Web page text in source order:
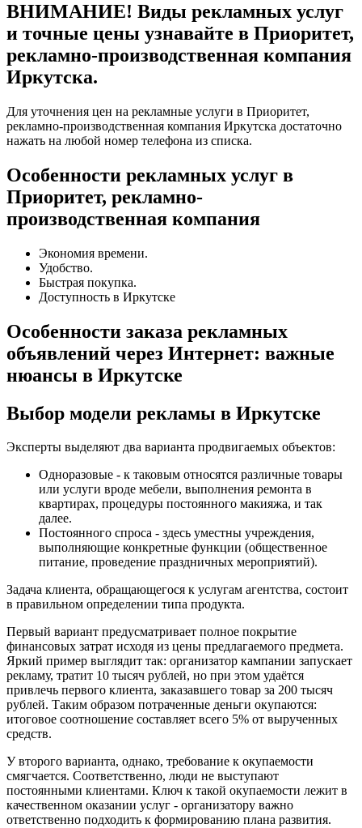
ВНИМАНИЕ! Виды рекламных услуг
и точные цены узнавайте в Приоритет,
рекламно-производственная компания
Иркутска.
Для уточнения цен на рекламные услуги в Приоритет,
рекламно-производственная компания Иркутска достаточно
нажать на любой номер телефона из списка.
Особенности рекламных услуг в
Приоритет, рекламно-
производственная компания
Экономия времени.
Удобство.
Быстрая покупка.
Доступность в Иркутске
Особенности заказа рекламных
объявлений через Интернет: важные
нюансы в Иркутске
Выбор модели рекламы в Иркутске
Эксперты выделяют два варианта продвигаемых объектов:
Одноразовые - к таковым относятся различные товары
или услуги вроде мебели, выполнения ремонта в
квартирах, процедуры постоянного макияжа, и так
далее.
Постоянного спроса - здесь уместны учреждения,
выполняющие конкретные функции (общественное
питание, проведение праздничных мероприятий).
Задача клиента, обращающегося к услугам агентства, состоит
в правильном определении типа продукта.
Первый вариант предусматривает полное покрытие
финансовых затрат исходя из цены предлагаемого предмета.
Яркий пример выглядит так: организатор кампании запускает
рекламу, тратит 10 тысяч рублей, но при этом удаётся
привлечь первого клиента, заказавшего товар за 200 тысяч
рублей. Таким образом потраченные деньги окупаются:
итоговое соотношение составляет всего 5% от вырученных
средств.
У второго варианта, однако, требование к окупаемости
смягчается. Соответственно, люди не выступают
постоянными клиентами. Ключ к такой окупаемости лежит в
качественном оказании услуг - организатору важно
ответственно подходить к формированию плана развития.